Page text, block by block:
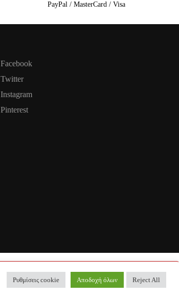
PayPal / MasterCard / Visa
Facebook
Twitter
Instagram
Pinterest
Ρυθμίσεις cookie Αποδοχή όλων Reject All